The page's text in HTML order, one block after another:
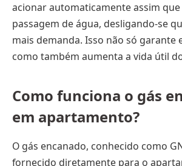
acionar automaticamente assim
passagem de água, desligando-se
mais demanda. Isso não só garante
como também aumenta a vida útil
Como funciona o gás
em apartamento?
O gás encanado, conhecido como
fornecido diretamente para o